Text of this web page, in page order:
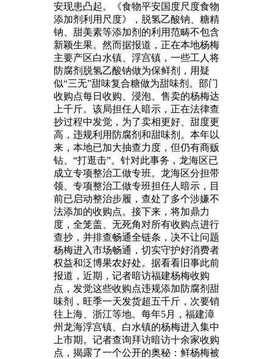
安现患凸起。《食物平安国度尺度食物
添加剂利用尺度》，脱氢乙酸钠、糖精
钠、甜美素等添加剂的利用范畴不包含
新颖生果。然而据报道，正在本地杨梅
主要产区白水镇、浮宫镇，一些工人将
防腐剂脱氢乙酸钠做为保鲜剂，用疑
似“三无”甜味复合糖做为甜味剂。部门
收购点每日收购、浸泡、售卖的杨梅达
上千斤。该局担任人暗示，正在法律查
抄过程中发觉，为了卖相更好、甜度更
高，违规利用防腐剂和甜味剂。本年以
来，本地已加大抽查力度，但仍有商贩
钻、“打逛击”。针对此事务，龙海区已
成立专项整治工做专班。龙海区分担带
领、专项整治工做专班担任人暗示，目
前已启动整治步履，查处了多个涉嫌不
法添加的收购点。接下来，将加鼎力
度，全笼盖、无死角对所有收购点进行
查抄，并排查畅通全链条，决不让问题
杨梅进入市场畅通，切实守护好消费者
权益和泛博果农好处。据看看旧事此前
报道，近期，记者暗访福建杨梅收购
点，发觉这些收购点违规添加防腐剂甜
味剂，旺季一天发货超五千斤，次要销
往上海、浙江等地。每年5月，福建漳
州龙海浮宫镇、白水镇的杨梅进入集中
上市期。记者查询拜访暗访十余家收购
点，揭露了一个公开的奥秘：鲜杨梅被